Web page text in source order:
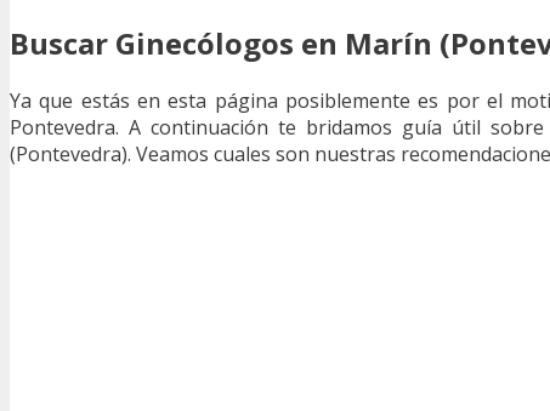
Buscar Ginecólogos en Marín
Ya que estás en esta página posiblemente es por el
Pontevedra. A continuación te bridamos guía útil sobre
(Pontevedra). Veamos cuales son nuestras